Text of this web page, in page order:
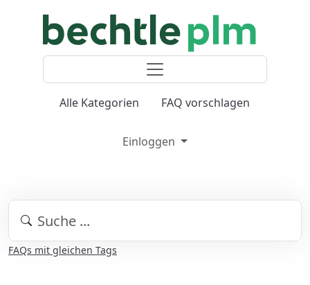
Alle Kategorien FAQ vorschlagen
Einloggen
FAQs mit gleichen Tags